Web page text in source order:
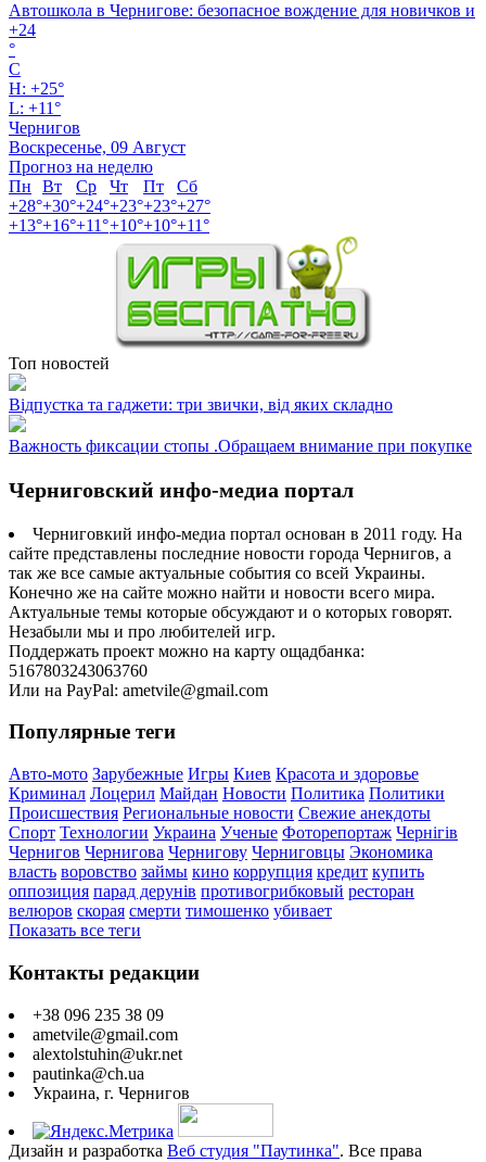
Автошкола в Чернигове: безопасное вождение для новичков и
+24
°
C
H: +25°
L: +11°
Чернигов
Воскресенье, 09 Август
Прогноз на неделю
Пн
Вт Ср Чт Пт
Сб
+28°+30°+24°+23°+23°+27°
+13°+16°+11°+10°+10°+11°
Топ новостей
Відпустка та гаджети: три звички, від яких складно
Важность фиксации стопы .Обращаем внимание при покупке
Черниговский инфо-медиа портал
Черниговкий инфо-медиа портал основан в 2011 году. На
сайте представлены последние новости города Чернигов, а
так же все самые актуальные события со всей Украины.
Конечно же на сайте можно найти и новости всего мира.
Актуальные темы которые обсуждают и о которых говорят.
Незабыли мы и про любителей игр.
Поддержать проект можно на карту ощадбанка:
5167803243063760
Или на PayPal: ametvile@gmail.com
Популярные теги
Авто-мото Зарубежные Игры Киев Красота и здоровье
Криминал Лоцерил Майдан Новости Политика Политики
Происшествия Региональные новости Свежие анекдоты
Спорт Технологии Украина Ученые Фоторепортаж Чернігів
Чернигов Чернигова Чернигову Черниговцы Экономика
власть воровство займы кино коррупция кредит купить
оппозиция парад дерунів противогрибковый ресторан
велюров скорая смерти тимошенко убивает
Показать все теги
Контакты редакции
+38 096 235 38 09
ametvile@gmail.com
alextolstuhin@ukr.net
pautinka@ch.ua
Украина, г. Чернигов
Дизайн и разработка Веб студия "Паутинка". Все права